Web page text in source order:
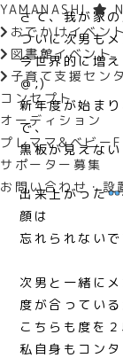
YAMANASHI
おでかけイベン
図書館イベント
子育て支援セン
コンセプト
オーディション
プレママ&ベビー
サポーター募集
お問い合わせ・設
さて、我が家
ついに次男もメ
今世界的に増
＠;)
新年度が始ま
で、
黒板が見えな
出来上がった
顔は
忘れられない
次男と一緒に
度が合ってい
こちらも度を
私自身もコン